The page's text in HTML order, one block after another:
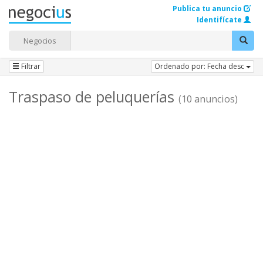
Negocios
Publica tu anuncio
Identifícate
Filtrar Ordenado por: Fecha desc
Traspaso de peluquerías (10 anuncios)